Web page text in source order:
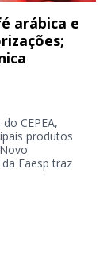
arábica e
CEPEA,
produtos
Faesp traz